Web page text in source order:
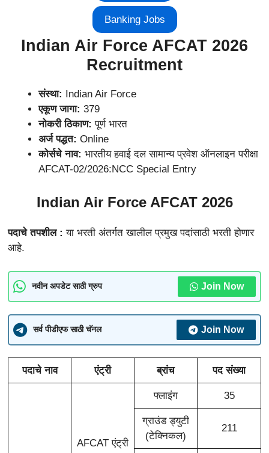
Banking Jobs
Indian Air Force AFCAT 2026
Recruitment
संस्था: Indian Air Force
एकूण जागा: 379
नोकरी ठिकाण: पूर्ण भारत
अर्ज पद्धत: Online
कोर्सचे नाव: भारतीय हवाई दल सामान्य प्रवेश ऑनलाइन परीक्षा
AFCAT-02/2026:NCC Special Entry
Indian Air Force AFCAT 2026
पदाचे तपशील :या भरती अंतर्गत खालील प्रमुख पदांसाठी भरती होणार
आहे.
नवीन अपडेट साठी ग्रुप Join Now
सर्व पीडीएफ साठी चॅनल Join Now
पदाचे नाव एंट्री ब्रांच पद संख्या
AFCAT एंट्री
फ्लाइंग 35
ग्राउंड ड्युटी
(टेक्निकल)
211